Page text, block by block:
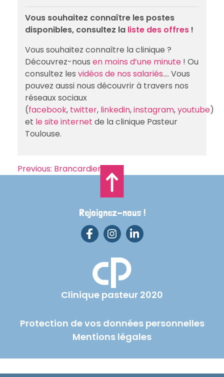
Vous souhaitez connaître les postes
disponibles, consultez la liste des offres !
Vous souhaitez connaître la clinique ?
Découvrez-nous en moins d’une minute ! Ou
consultez les vidéos de nos salariés…. Vous
pouvez aussi nous découvrir à travers nos
réseaux sociaux
(facebook, twitter, linkedin,instagram,youtube)
et le site internet de la clinique Pasteur
Toulouse.
Navigation
de
Previous: Brancardier
Clinique pasteur 2020
Rejoignez-nous !
Protection de vos données personnelles
Mentions légales